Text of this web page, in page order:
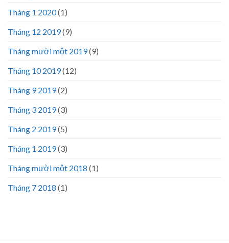
Tháng 1 2020(1)
Tháng 12 2019(9)
Tháng mười một 2019(9)
Tháng 10 2019(12)
Tháng 9 2019(2)
Tháng 3 2019(3)
Tháng 2 2019(5)
Tháng 1 2019(3)
Tháng mười một 2018 (1)
Tháng 7 2018 (1)